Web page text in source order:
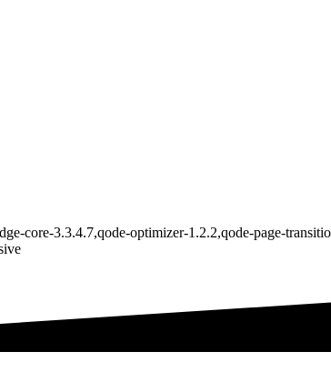
core-3.3.4.7,qode-optimizer-1.2.2,qode-page-